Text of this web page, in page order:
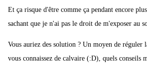
Et ça risque d'être comme ça pendant encore
sachant que je n'ai pas le droit de m'exposer au
Vous auriez des solution ? Un moyen de réguler
vous connaissez de calvaire (:D), quels conseils